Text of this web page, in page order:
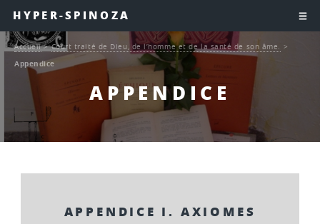
HYPER-SPINOZA
APPENDICE
Accueil>Court traité de Dieu, de l’homme et de la santé de son âme.
>
Appendice
APPENDICE I. AXIOMES